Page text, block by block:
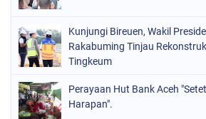
Kunjungi Bireuen, Wakil
Rakabuming Tinjau
Tingkeum
Perayaan Hut Bank Aceh
Harapan".